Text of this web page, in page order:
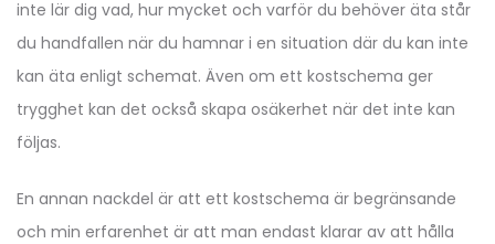
inte lär dig vad, hur mycket och varför du behöver äta står
du handfallen när du hamnar i en situation där du kan inte
kan äta enligt schemat. Även om ett kostschema ger
trygghet kan det också skapa osäkerhet när det inte kan
följas.
En annan nackdel är att ett kostschema är begränsande
och min erfarenhet är att man endast klarar av att hålla